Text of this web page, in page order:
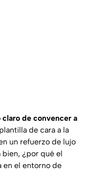
de convencer a
de cara a la
un refuerzo de lujo
¿por qué el
en el entorno de